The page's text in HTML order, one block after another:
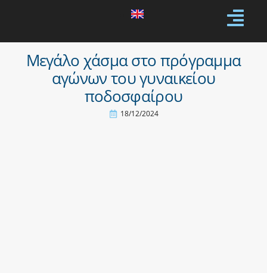
Μεγάλο χάσμα στο πρόγραμμα
αγώνων του γυναικείου
ποδοσφαίρου
18/12/2024